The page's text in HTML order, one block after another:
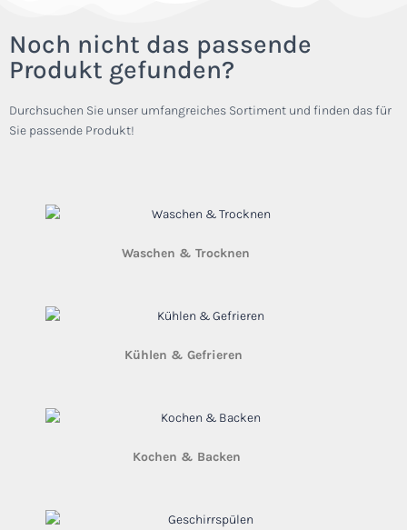
Noch nicht das passende
Produkt gefunden?
Durchsuchen Sie unser umfangreiches Sortiment und finden das für
Sie passende Produkt!
Waschen & Trocknen
Kühlen & Gefrieren
Kochen & Backen